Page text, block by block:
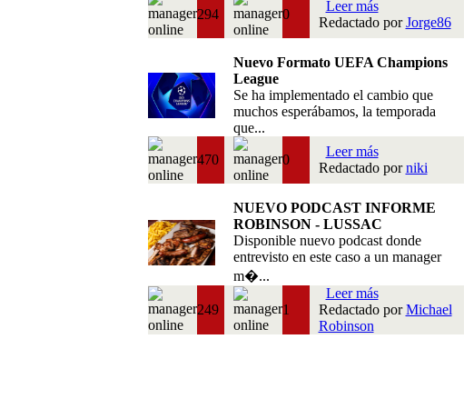
294 0
Leer más
Redactado porJorge86
Nuevo Formato UEFA Champions
League
Se ha implementado el cambio que
muchos esperábamos, la temporada
que...
470 0
Leer más
Redactado porniki
NUEVO PODCAST INFORME
ROBINSON - LUSSAC
Disponible nuevo podcast donde
entrevisto en este caso a un manager
m�...
249 1
Leer más
Redactado porMichael
Robinson